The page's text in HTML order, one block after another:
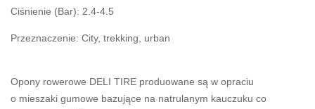
Ciśnienie (Bar): 2.4-4.5
Przeznaczenie: City, trekking, urban
Opony rowerowe DELI TIRE produowane są w opraciu
o mieszaki gumowe bazujące na natrulanym kauczuku co